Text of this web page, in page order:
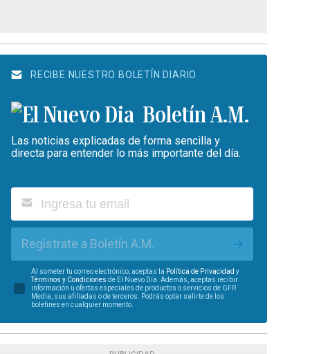
RECIBE NUESTRO BOLETÍN DIARIO
Boletín A.M.
Las noticias explicadas de forma sencilla y
directa para entender lo más importante del día.
Regístrate a Boletín A.M.
Al someter tu correo electrónico, aceptas la Política de Privacidad y
Términos y Condiciones de El Nuevo Día. Además, aceptas recibir
información u ofertas especiales de productos o servicios de GFR
Media, sus afiliadas o de terceros. Podrás optar salirte de los
boletines en cualquier momento.